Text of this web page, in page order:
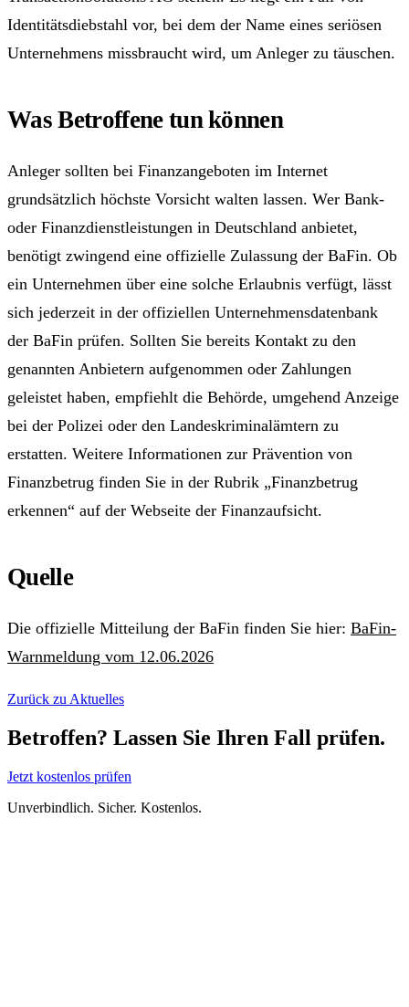
Identitätsdiebstahl vor, bei dem der Name eines seriösen
Unternehmens missbraucht wird, um Anleger zu täuschen.
Was Betroffene tun können
Anleger sollten bei Finanzangeboten im Internet
grundsätzlich höchste Vorsicht walten lassen. Wer Bank-
oder Finanzdienstleistungen in Deutschland anbietet,
benötigt zwingend eine offizielle Zulassung der BaFin. Ob
ein Unternehmen über eine solche Erlaubnis verfügt, lässt
sich jederzeit in der offiziellen Unternehmensdatenbank
der BaFin prüfen. Sollten Sie bereits Kontakt zu den
genannten Anbietern aufgenommen oder Zahlungen
geleistet haben, empfiehlt die Behörde, umgehend Anzeige
bei der Polizei oder den Landeskriminalämtern zu
erstatten. Weitere Informationen zur Prävention von
Finanzbetrug finden Sie in der Rubrik „Finanzbetrug
erkennen“ auf der Webseite der Finanzaufsicht.
Quelle
Die offizielle Mitteilung der BaFin finden Sie hier: BaFin-
Warnmeldung vom 12.06.2026
Zurück zu Aktuelles
Betroffen? Lassen Sie Ihren Fall prüfen.
Jetzt kostenlos prüfen
Unverbindlich. Sicher. Kostenlos.